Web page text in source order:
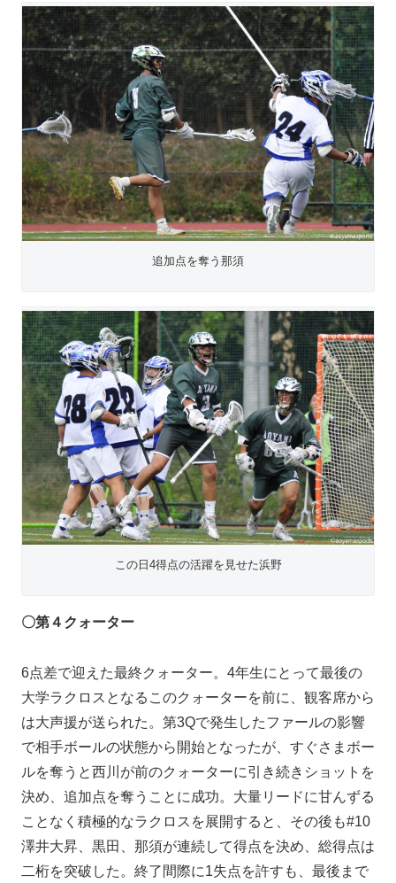
追加点を奪う那須
この日4得点の活躍を見せた浜野
〇第４クォーター
6点差で迎えた最終クォーター。4年生にとって最後の
大学ラクロスとなるこのクォーターを前に、観客席から
は大声援が送られた。第3Qで発生したファールの影響
で相手ボールの状態から開始となったが、すぐさまボー
ルを奪うと西川が前のクォーターに引き続きショットを
決め、追加点を奪うことに成功。大量リードに甘んずる
ことなく積極的なラクロスを展開すると、その後も#10
澤井大昇、黒田、那須が連続して得点を決め、総得点は
二桁を突破した。終了間際に1失点を許すも、最後まで